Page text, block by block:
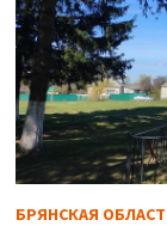
БРЯНСКАЯ